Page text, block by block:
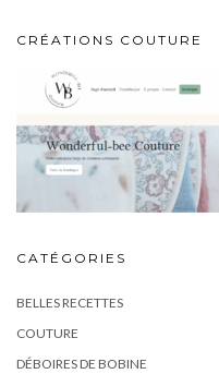
CRÉATIONS COUTURE
CATÉGORIES
BELLES RECETTES
COUTURE
DÉBOIRES DE BOBINE